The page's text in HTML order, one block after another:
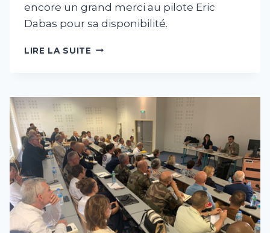
encore un grand merci au pilote Eric
Dabas pour sa disponibilité. ‍
LIRE LA SUITE HANDIVOL
2025